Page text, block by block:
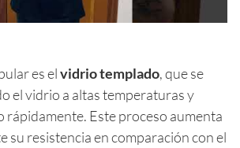
es elvidrio templado, que se
el vidrio a altas temperaturas y
rápidamente. Este proceso aumenta
su resistencia en comparación con el